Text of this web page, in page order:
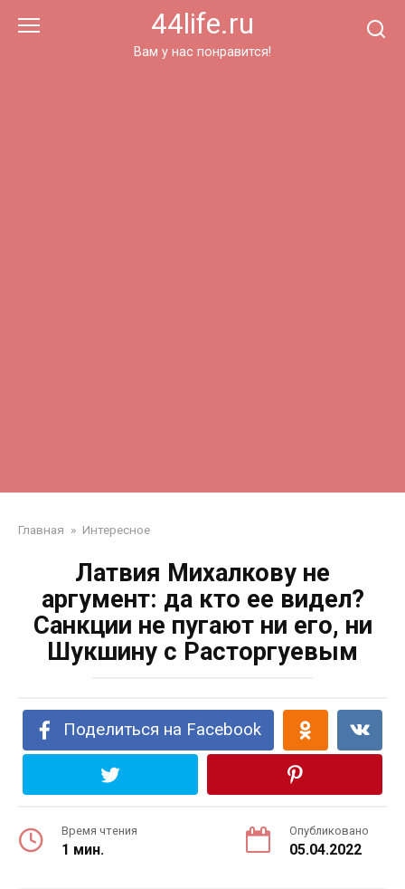
44life.ru
Вам у нас понравится!
Главная » Интересное
Латвия Михалкову не
аргумент: да кто ее видел?
Санкции не пугают ни его, ни
Шукшину с Расторгуевым
Поделиться на Facebook
Время чтения
1 мин.
Опубликовано
05.04.2022